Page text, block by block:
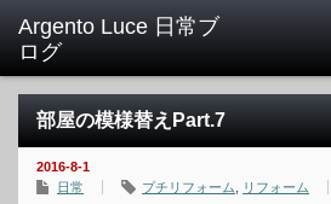
部屋の模様替えPart.7
2016-8-1
日常
プチリフォーム リフォーム